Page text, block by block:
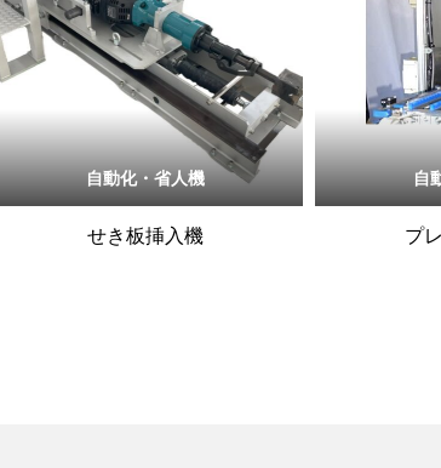
自動化・省人機
せき板挿入機
自
プ